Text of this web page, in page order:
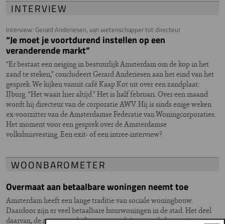
INTERVIEW
Interview: Gerard Anderiesen, van wetenschapper tot directeur
“Je moet je voortdurend instellen op een
veranderende markt”
“Er bestaat een neiging in bestuurlijk Amsterdam om de kop in het
zand te steken,” concludeert Gerard Anderiesen aan het eind van het
gesprek. We kijken vanuit café Kaap Kot uit over een zandplaat:
IJburg. “Het waait hier altijd.” Het is half februari. Over een maand
wordt hij directeur van de corporatie AWV. Hij is sinds enige weken
ex-voorzitter van de Amsterdamse Federatie van Woningcorporaties.
Het moment voor een gesprek over de Amsterdamse
volkshuisvesting. Een exit- of een intree-interview?
WOONBAROMETER
Overmaat aan betaalbare woningen neemt toe
Amsterdam heeft een lange traditie van sociale woningbouw.
Daardoor zijn er veel betaalbare huurwoningen in de stad. Het deel
daarvan, de zogenaamde ‘kernvoorraad+’, neemt de laatste jaren wat